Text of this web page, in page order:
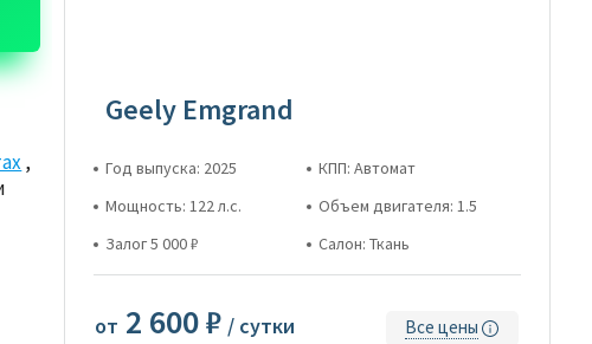
,
Geely Emgrand
Год выпуска: 2025
КПП: Автомат
Мощность: 122 л.с.
Объем двигателя: 1.5
Залог 5 000 ₽
Салон: Ткань
от 2 600 ₽ / сутки Все цены